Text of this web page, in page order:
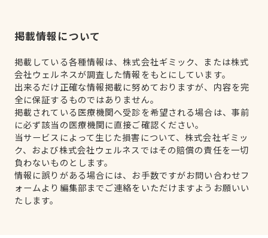
掲載情報について
掲載している各種情報は、株式会社ギミック、または株式
会社ウェルネスが調査した情報をもとにしています。
出来るだけ正確な情報掲載に努めておりますが、内容を完
全に保証するものではありません。
掲載されている医療機関へ受診を希望される場合は、事前
に必ず該当の医療機関に直接ご確認ください。
当サービスによって生じた損害について、株式会社ギミッ
ク、および株式会社ウェルネスではその賠償の責任を一切
負わないものとします。
情報に誤りがある場合には、お手数ですがお問い合わせフ
ォームより編集部までご連絡をいただけますようお願いい
たします。